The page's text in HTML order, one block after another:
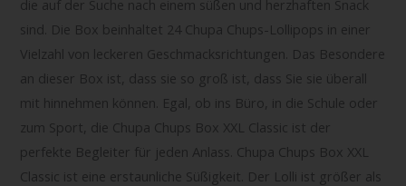
die auf der Suche nach einem süßen und herzhaften Snack
sind. Die Box beinhaltet 24 Chupa Chups-Lollipops in einer
Vielzahl von leckeren Geschmacksrichtungen. Das Besondere
an dieser Box ist, dass sie so groß ist, dass Sie sie überall
mit hinnehmen können. Egal, ob ins Büro, in die Schule oder
zum Sport, die Chupa Chups Box XXL Classic ist der
perfekte Begleiter für jeden Anlass. Chupa Chups Box XXL
Classic ist eine erstaunliche Süßigkeit. Der Lolli ist größer als